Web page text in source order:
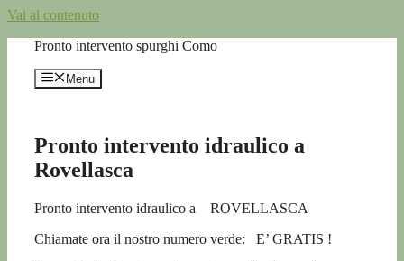
Vai al contenuto
Pronto intervento spurghi Como
Menu
Pronto intervento idraulico a
Rovellasca
Pronto intervento idraulico a ROVELLASCA
Chiamate ora il nostro numero verde:
E’ GRATIS !